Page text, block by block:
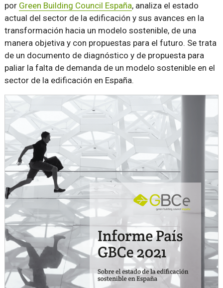
por Green Building Council España, analiza el estado
actual del sector de la edificación y sus avances en la
transformación hacia un modelo sostenible, de una
manera objetiva y con propuestas para el futuro. Se trata
de un documento de diagnóstico y de propuesta para
paliar la falta de demanda de un modelo sostenible en el
sector de la edificación en España.